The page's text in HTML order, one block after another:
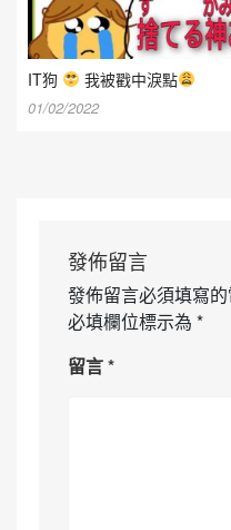
IT狗 我被戳中淚點
01/02/2022
發佈留言
發佈留言必須填寫
必填欄位標示為 *
留言*